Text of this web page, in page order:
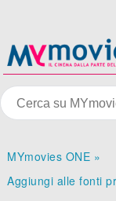
MYmovies ONE »
Aggiungi alle fonti